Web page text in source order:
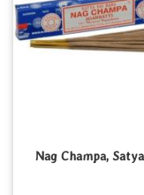
Nag Champa,